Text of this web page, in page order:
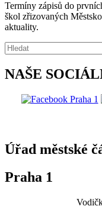
Termíny zápisů do
škol zřizovaných
aktuality.
Vyhledávání:
NAŠE
Úřad městské
Praha 1